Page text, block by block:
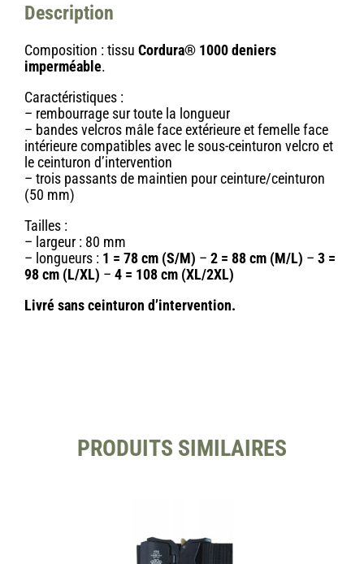
Description
Composition : tissu Cordura® 1000 deniers
imperméable.
Caractéristiques :
– rembourrage sur toute la longueur
– bandes velcros mâle face extérieure et femelle face
intérieure compatibles avec le sous-ceinturon velcro et
le ceinturon d’intervention
– trois passants de maintien pour ceinture/ceinturon
(50 mm)
Tailles :
– largeur : 80 mm
– longueurs : 1 = 78 cm (S/M) – 2 = 88 cm (M/L) – 3 =
98 cm (L/XL) – 4 = 108 cm (XL/2XL)
Livré sans ceinturon d’intervention.
PRODUITS SIMILAIRES